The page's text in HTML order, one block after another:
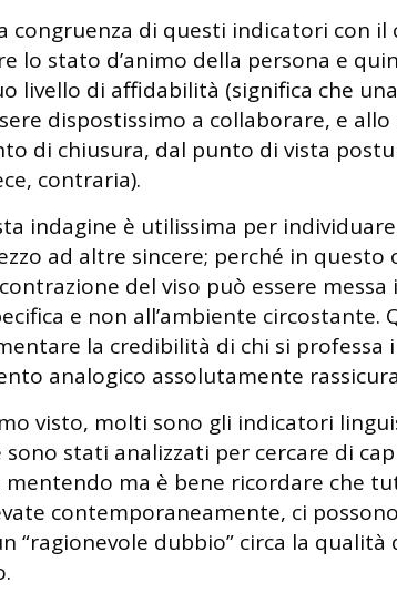
congruenza di questi indicatori con
lo stato d’animo della persona e
livello di affidabilità (significa che
dispostissimo a collaborare, e
di chiusura, dal punto di vista
contraria).
indagine è utilissima per
ad altre sincere; perché in questo
del viso può essere
e non all’ambiente circostante.
la credibilità di chi si professa
analogico assolutamente
visto, molti sono gli indicatori
stati analizzati per cercare di
mentendo ma è bene ricordare che
contemporaneamente, ci
“ragionevole dubbio” circa la qualità